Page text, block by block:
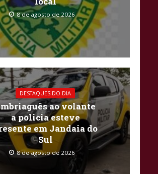
8 de agosto de 2026
DESTAQUES DO DIA
ao volante
a policia esteve
em Jandaia do
Sul
8 de agosto de 2026